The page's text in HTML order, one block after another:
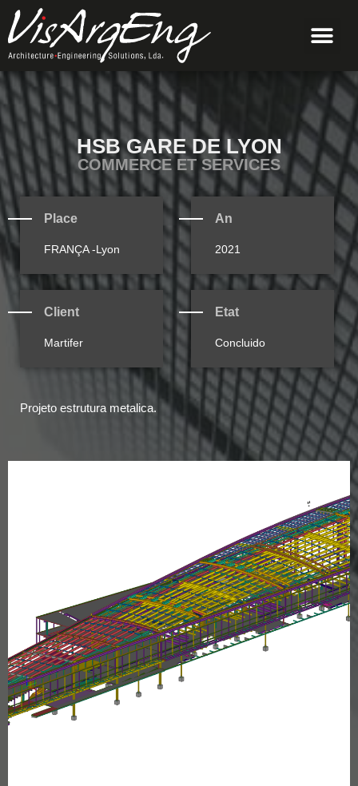
HSB GARE DE LYON
COMMERCE ET SERVICES
Place
FRANÇA -Lyon
An
2021
Client
Martifer
Etat
Concluido
Projeto estrutura metalica.